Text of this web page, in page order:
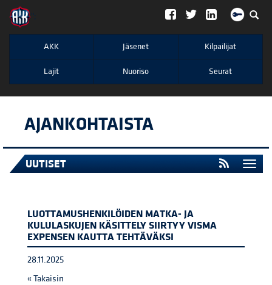
";
AKK Jäsenet Kilpailijat
Lajit Nuoriso Seurat
AJANKOHTAISTA
UUTISET
LUOTTAMUSHENKILÖIDEN MATKA- JA
KULULASKUJEN KÄSITTELY SIIRTYY VISMA
EXPENSEN KAUTTA TEHTÄVÄKSI
28.11.2025
« Takaisin